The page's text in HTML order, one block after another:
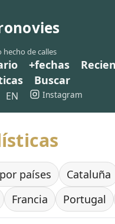
hecho de calles
+fechas
Buscar
EN Instagram
países Cataluña
Francia Portugal